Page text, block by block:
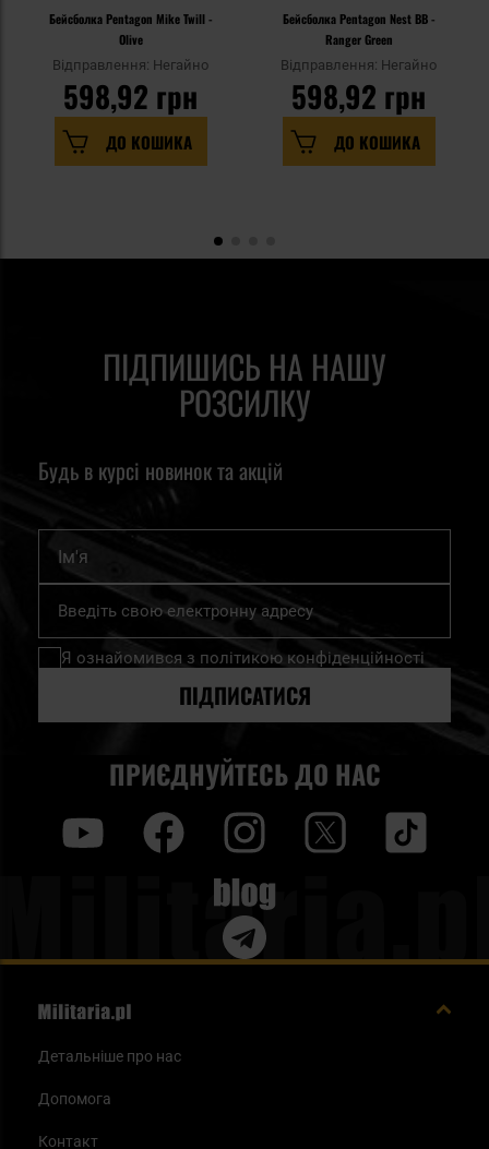
Бейсболка Pentagon Mike Twill -
Olive
Відправлення: Негайно
598,92 грн
ДО КОШИКА
Бейсболка Pentagon Nest BB -
Ranger Green
Відправлення: Негайно
598,92 грн
ДО КОШИКА
ПІДПИШИСЬ НА НАШУ
РОЗСИЛКУ
Будь в курсі новинок та акцій
Підпишіться
нашу
розсилку
Я ознайомився з політикою конфіденційності
ПІДПИСАТИСЯ
ПРИЄДНУЙТЕСЬ ДО НАС
Blog
Детальніше про нас
Допомога
Контакт